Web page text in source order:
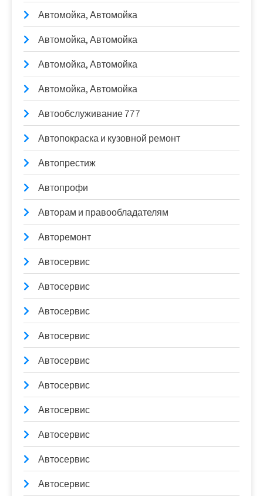
Автомойка, Автомойка
Автомойка, Автомойка
Автомойка, Автомойка
Автомойка, Автомойка
Автообслуживание 777
Автопокраска и кузовной ремонт
Автопрестиж
Автопрофи
Авторам и правообладателям
Авторемонт
Автосервис
Автосервис
Автосервис
Автосервис
Автосервис
Автосервис
Автосервис
Автосервис
Автосервис
Автосервис